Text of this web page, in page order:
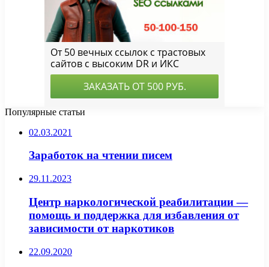
Популярные статьи
02.03.2021
Заработок на чтении писем
29.11.2023
Центр наркологической реабилитации —
помощь и поддержка для избавления от
зависимости от наркотиков
22.09.2020